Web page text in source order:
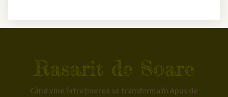
Rasarit de Soare
Când vine întreținerea se transforma în Apus de